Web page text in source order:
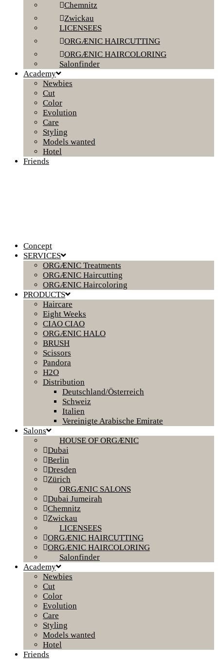
Chemnitz
Zwickau
LICENSEES
ORGÆNIC HAIRCUTTING
ORGÆNIC HAIRCOLORING
Salonfinder
Academy
Newbies
Cut
Color
Evolution
Care
Styling
Models wanted
Hotel
Friends
Concept
SERVICES
ORGÆNIC Treatments
ORGÆNIC Haircutting
ORGÆNIC Haircoloring
PRODUCTS
Haircare
Eight Weeks
CIAO CIAO
ORGÆNIC HALO
BRUSH
Scissors
Pandora
H2O
Distribution
Deutschland/Österreich
Schweiz
Italien
Vereinigte Arabische Emirate
Salons
HOUSE OF ORGÆNIC
Dubai
Berlin
Dresden
Zürich
ORGÆNIC SALONS
Dubai Jumeirah
Chemnitz
Zwickau
LICENSEES
ORGÆNIC HAIRCUTTING
ORGÆNIC HAIRCOLORING
Salonfinder
Academy
Newbies
Cut
Color
Evolution
Care
Styling
Models wanted
Hotel
Friends